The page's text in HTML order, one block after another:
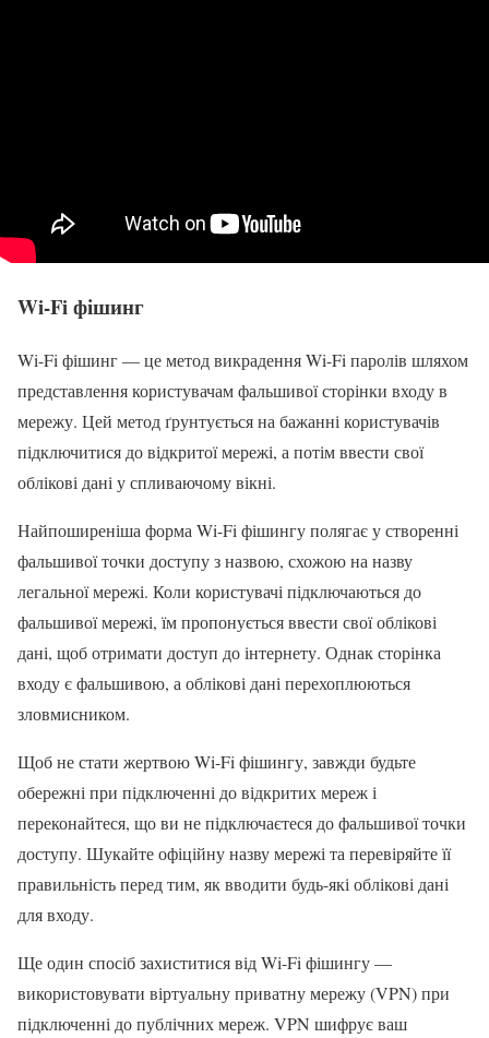
Wi-Fi фішинг
Wi-Fi фішинг — це метод викрадення Wi-Fi паролів шляхом
представлення користувачам фальшивої сторінки входу в
мережу. Цей метод ґрунтується на бажанні користувачів
підключитися до відкритої мережі, а потім ввести свої
облікові дані у спливаючому вікні.
Найпоширеніша форма Wi-Fi фішингу полягає у створенні
фальшивої точки доступу з назвою, схожою на назву
легальної мережі. Коли користувачі підключаються до
фальшивої мережі, їм пропонується ввести свої облікові
дані, щоб отримати доступ до інтернету. Однак сторінка
входу є фальшивою, а облікові дані перехоплюються
зловмисником.
Щоб не стати жертвою Wi-Fi фішингу, завжди будьте
обережні при підключенні до відкритих мереж і
переконайтеся, що ви не підключаєтеся до фальшивої точки
доступу. Шукайте офіційну назву мережі та перевіряйте її
правильність перед тим, як вводити будь-які облікові дані
для входу.
Ще один спосіб захиститися від Wi-Fi фішингу —
використовувати віртуальну приватну мережу (VPN) при
підключенні до публічних мереж. VPN шифрує ваш